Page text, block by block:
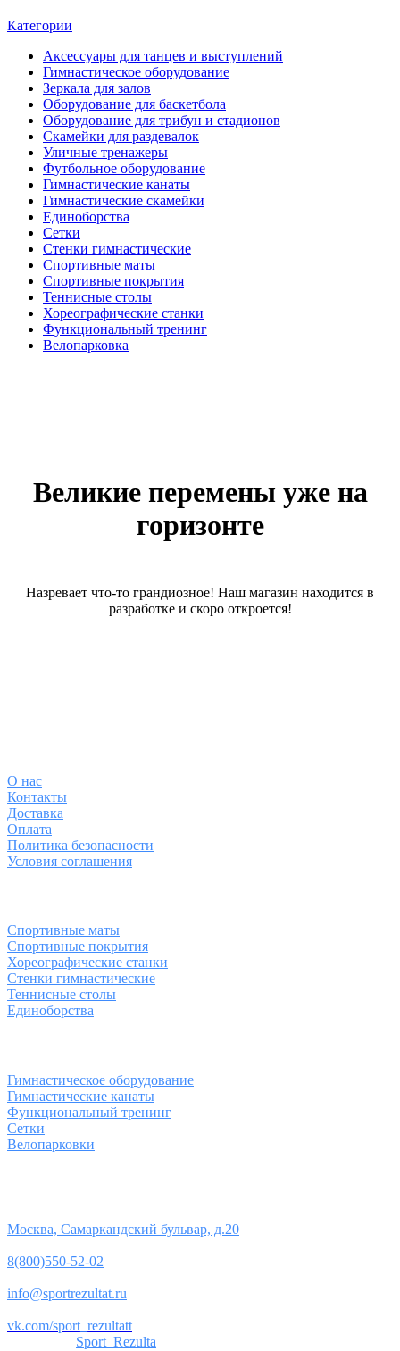
Категории
Аксессуары для танцев и выступлений
Гимнастическое оборудование
Зеркала для залов
Оборудование для баскетбола
Оборудование для трибун и стадионов
Скамейки для раздевалок
Уличные тренажеры
Футбольное оборудование
Гимнастические канаты
Гимнастические скамейки
Единоборства
Сетки
Стенки гимнастические
Спортивные маты
Спортивные покрытия
Теннисные столы
Хореографические станки
Функциональный тренинг
Велопарковка
Великие перемены уже на
горизонте
Назревает что-то грандиозное! Наш магазин находится в
разработке и скоро откроется!
О нас
Контакты
Доставка
Оплата
Политика безопасности
Условия соглашения
Спортивные маты
Спортивные покрытия
Хореографические станки
Стенки гимнастические
Теннисные столы
Единоборства
Гимнастическое оборудование
Гимнастические канаты
Функциональный тренинг
Сетки
Велопарковки
Москва, Самаркандский бульвар, д.20
8(800)550-52-02
info@sportrezultat.ru
vk.com/sport_rezultatt
Sport_Rezulta